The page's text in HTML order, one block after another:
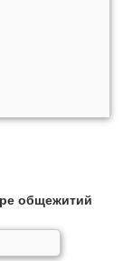
общежитий